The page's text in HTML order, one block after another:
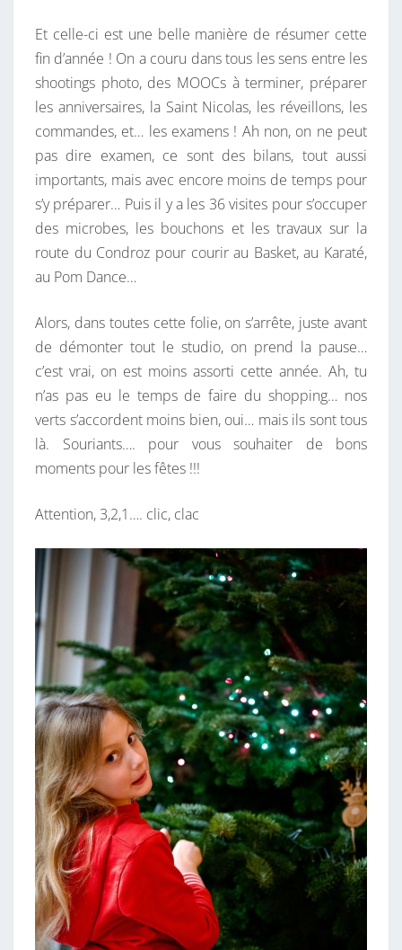
R
L
A
F
I
N
D
E
L
’
N
É
E
Et celle-ci est une belle manière de résumer cette
fin d’année ! On a couru dans tous les sens entre les
shootings photo, des MOOCs à terminer, préparer
les anniversaires, la Saint Nicolas, les réveillons, les
commandes, et… les examens ! Ah non, on ne peut
pas dire examen, ce sont des bilans, tout aussi
importants, mais avec encore moins de temps pour
s’y préparer… Puis il y a les 36 visites pour s’occuper
des microbes, les bouchons et les travaux sur la
route du Condroz pour courir au Basket, au Karaté,
au Pom Dance…
Alors, dans toutes cette folie, on s’arrête, juste avant
de démonter tout le studio, on prend la pause…
c’est vrai, on est moins assorti cette année. Ah, tu
n’as pas eu le temps de faire du shopping… nos
verts s’accordent moins bien, oui… mais ils sont tous
là. Souriants…. pour vous souhaiter de bons
moments pour les fêtes !!!
Attention, 3,2,1…. clic, clac